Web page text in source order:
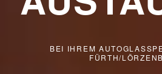
BEI IHREM
FÜRTH/